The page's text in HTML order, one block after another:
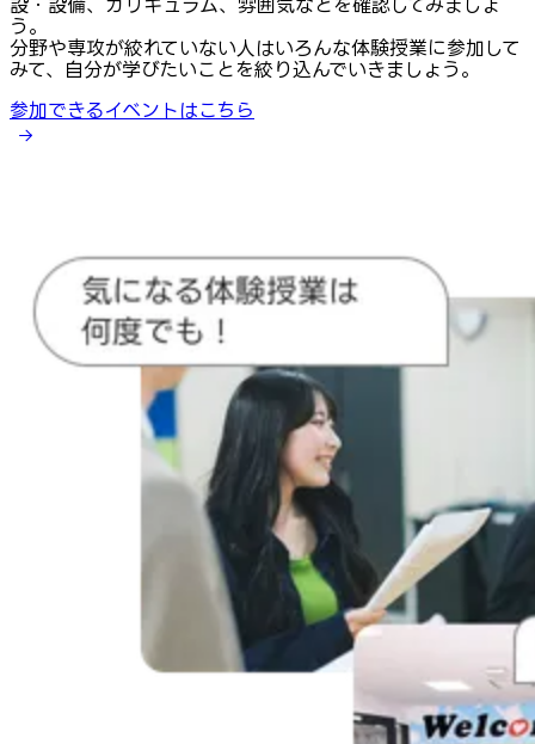
設・設備、カリキュラム、雰囲気などを確認してみましょ
う。
分野や専攻が絞れていない人はいろんな体験授業に参加して
みて、自分が学びたいことを絞り込んでいきましょう。
参加できるイベントはこちら